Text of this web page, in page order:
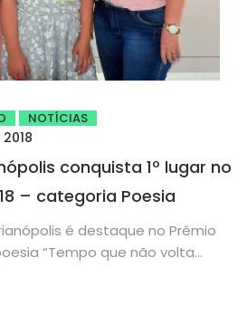
NOTÍCIAS
conquista 1º lugar no
– categoria Poesia
é destaque no Prêmio
“Tempo que não volta